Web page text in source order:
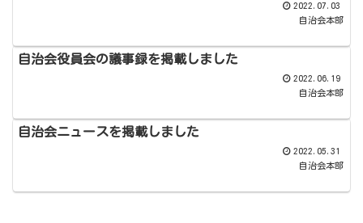
2022.07.03
自治会本部
自治会役員会の議事録を掲載しました
2022.06.19
自治会本部
自治会ニュースを掲載しました
2022.05.31
自治会本部